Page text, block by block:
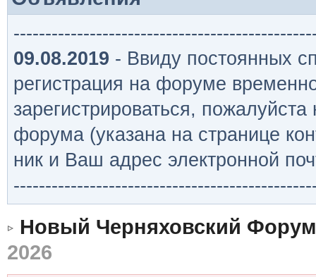
09.08.2019 - Ввиду постоянных
регистрация на форуме
зарегистрироваться,
форума (указана на странице
ник и Ваш адрес электронной
Новый Черняховский Форум
2026